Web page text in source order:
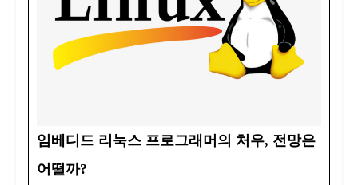
임베디드 리눅스 프로그래머의 처우, 전망은
어떨까?